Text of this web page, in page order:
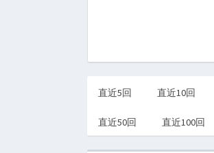
直近5回 直近10回
直近50回 直近100回